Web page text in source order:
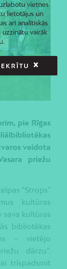
pie Rīgas
veidota
priežu
“Strops”
kultūras
sava kultūras
bibliotēkas
– vietējo
dārzu”.
trīspadsmit
vietnes
lietotājus un
arī analītiskās
uzzinātu vairāk